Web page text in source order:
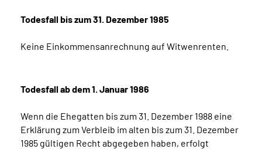
Todesfall bis zum 31. Dezember 1985
Keine Einkommensanrechnung auf Witwenrenten.
Todesfall ab dem 1. Januar 1986
Wenn die Ehegatten bis zum 31. Dezember 1988 eine
Erklärung zum Verbleib im alten bis zum 31. Dezember
1985 gültigen Recht abgegeben haben, erfolgt